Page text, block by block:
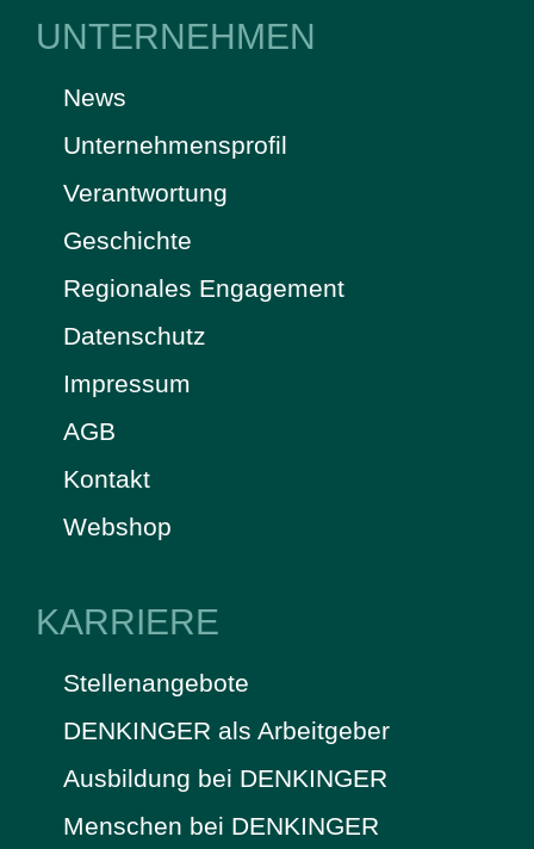
UNTERNEHMEN
News
Unternehmensprofil
Verantwortung
Geschichte
Regionales Engagement
Datenschutz
Impressum
AGB
Kontakt
Webshop
KARRIERE
Stellenangebote
DENKINGER als Arbeitgeber
Ausbildung bei DENKINGER
Menschen bei DENKINGER